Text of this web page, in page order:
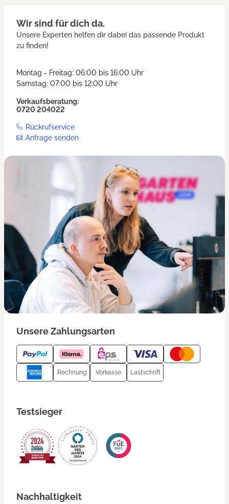
Wir sind für dich da.
Unsere Experten helfen dir dabei das passende Produkt
zu finden!
Montag - Freitag: 06:00 bis 16:00 Uhr
Samstag: 07:00 bis 12:00 Uhr
Verkaufsberatung:
0720 204022
Rückrufservice
Anfrage senden
Unsere Zahlungsarten
Rechnung Vorkasse Lastschrift
Testsieger
Nachhaltigkeit